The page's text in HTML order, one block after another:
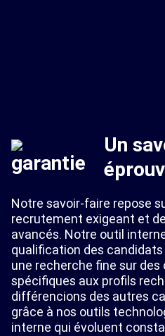
Un
Notre savoir-faire repose
recrutement exigeant et
avancés. Notre outil
qualification des
une recherche fine sur
spécifiques aux profils
différencions des autres
grâce à nos outils
interne qui évoluent